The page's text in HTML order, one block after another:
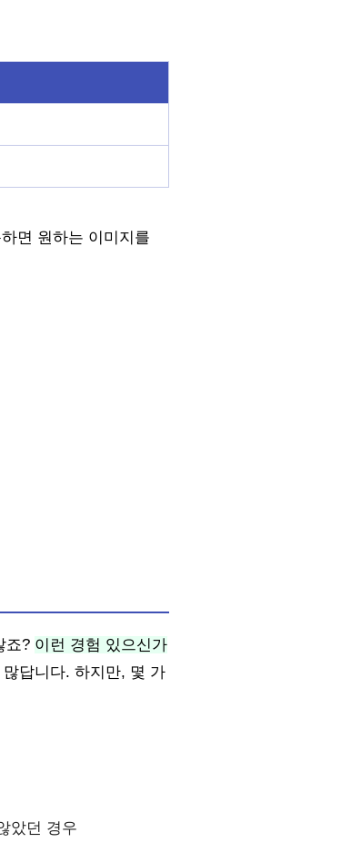
면 원하는 이미지를
죠? 이런 경험 있으신가
답니다. 하지만, 몇 가
았던 경우